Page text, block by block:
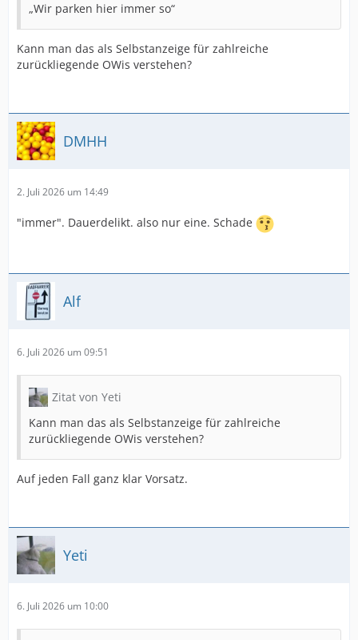
„Wir parken hier immer so“
Kann man das als Selbstanzeige für zahlreiche
zurückliegende OWis verstehen?
DMHH
2. Juli 2026 um 14:49
"immer". Dauerdelikt. also nur eine. Schade
Alf
6. Juli 2026 um 09:51
Zitat von Yeti
Kann man das als Selbstanzeige für zahlreiche
zurückliegende OWis verstehen?
Auf jeden Fall ganz klar Vorsatz.
Yeti
6. Juli 2026 um 10:00